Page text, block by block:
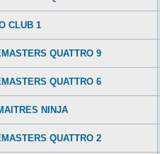
CLUB 1
QUATTRO 9
QUATTRO 6
NINJA
QUATTRO 2